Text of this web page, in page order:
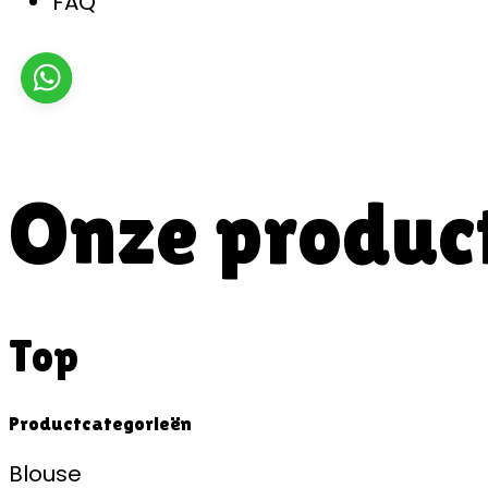
Onze
Top
Productcategorieën
Blouse